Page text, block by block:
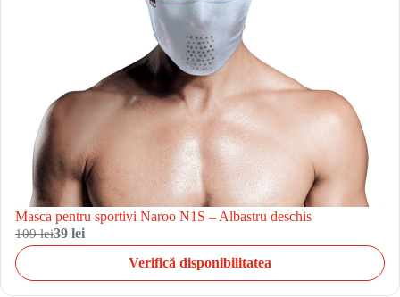
Masca pentru sportivi Naroo N1S – Albastru deschis
109 lei39 lei
Verifică disponibilitatea